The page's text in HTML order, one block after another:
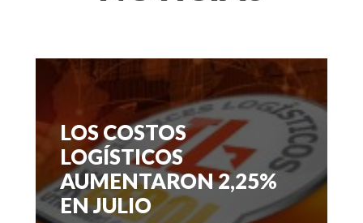
LOS COSTOS
LOGÍSTICOS
AUMENTARON 2,25%
EN JULIO